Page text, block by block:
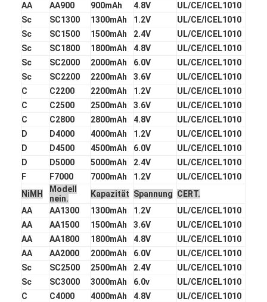
Batterie Lis Socl2
Primärlithium-batterie
hybride Autobatterie
AA
AA900 900mAh 4.8V
UL/CE/ICEL1010
Sc
SC1300 1300mAh 1.2V
UL/CE/ICEL1010
Sc
SC1500 1500mAh 2.4V
UL/CE/ICEL1010
Sc
SC1800 1800mAh 4.8V
UL/CE/ICEL1010
Sc
SC2000 2000mAh 6.0V
UL/CE/ICEL1010
Sc
SC2200 2200mAh 3.6V
UL/CE/ICEL1010
C
C2200 2200mAh 1.2V
UL/CE/ICEL1010
C
C2500 2500mAh 3.6V
UL/CE/ICEL1010
C
C2800 2800mAh 4.8V
UL/CE/ICEL1010
D
D4000 4000mAh 1.2V
UL/CE/ICEL1010
D
D4500 4500mAh 6.0V
UL/CE/ICEL1010
D
D5000 5000mAh 2.4V
UL/CE/ICEL1010
F
F7000 7000mAh 1.2V
UL/CE/ICEL1010
NiMH
Modell
nein.
Kapazität Spannung CERT.
AA
AA1300 1300mAh 1.2V
UL/CE/ICEL1010
AA
AA1500 1500mAh 3.6V
UL/CE/ICEL1010
AA
AA1800 1800mAh 4.8V
UL/CE/ICEL1010
AA
AA2000 2000mAh 6.0V
UL/CE/ICEL1010
Sc
SC2500 2500mAh 2.4V
UL/CE/ICEL1010
Sc
SC3000 3000mAh 6.0v
UL/CE/ICEL1010
C
C4000 4000mAh 4.8V
UL/CE/ICEL1010